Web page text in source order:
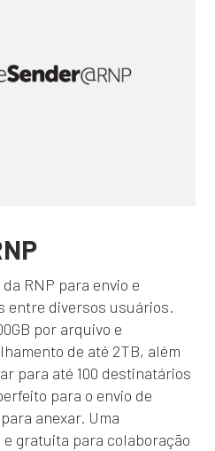
RNP para envio e
entre diversos usuários.
por arquivo e
de até 2TB, além
para até 100 destinatários
para o envio de
anexar. Uma
gratuita para colaboração